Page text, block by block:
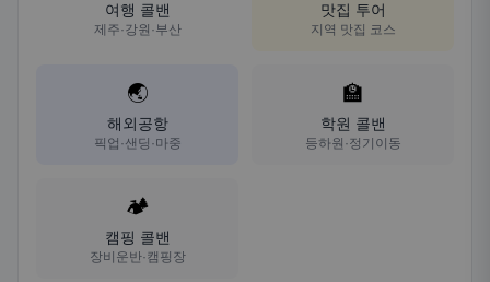
여행 콜밴
제주·강원·부산
맛집 투어
지역 맛집 코스
🌏
해외공항
픽업·샌딩·마중
🏫
학원 콜밴
등하원·정기이동
🏕️
캠핑 콜밴
장비운반·캠핑장